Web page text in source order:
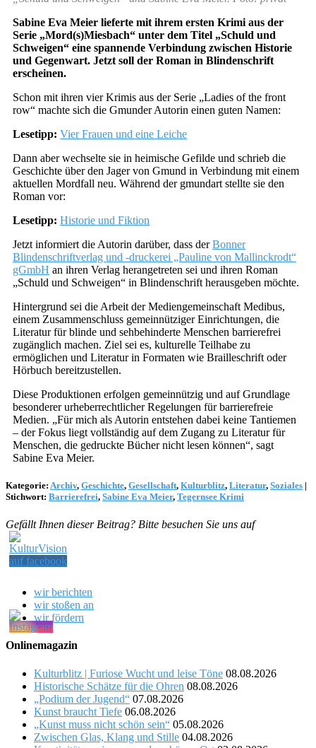
Sabine Eva Meier lieferte mit ihrem ersten Krimi aus der
Serie „Mord(s)Miesbach“ unter dem Titel „Schuld und
Schweigen“ eine spannende Verbindung zwischen Historie
und Gegenwart. Jetzt soll der Roman in Blindenschrift
erscheinen.
Schon mit ihren vier Krimis aus der Serie „Ladies of the front
row“ machte sich die Gmunder Autorin einen guten Namen:
Lesetipp: Vier Frauen und eine Leiche
Dann aber wechselte sie in heimische Gefilde und schrieb die
Geschichte über den Jager von Gmund in Verbindung mit einem
aktuellen Mordfall neu. Während der gmundart stellte sie den
Roman vor:
Lesetipp: Historie und Fiktion
Jetzt informiert die Autorin darüber, dass derBonner
Blindenschriftverlag und -druckerei „Pauline von Mallinckrodt“
gGmbH an ihren Verlag herangetreten sei und ihren Roman
„Schuld und Schweigen“ in Blindenschrift herausgeben möchte.
Hintergrund sei die Arbeit der Mediengemeinschaft Medibus,
einem Zusammenschluss gemeinnütziger Einrichtungen, die
Literatur für blinde und sehbehinderte Menschen barrierefrei
zugänglich machen. Ziel sei es, kulturelle Teilhabe zu
ermöglichen und Literatur in Formaten wie Brailleschrift oder
Hörbuch bereitzustellen.
Diese Produktionen erfolgen gemeinnützig und auf Grundlage
besonderer urheberrechtlicher Regelungen für barrierefreie
Medien. „Für mich als Autorin entstehen dabei keine Tantiemen
– der Fokus liegt vollständig auf dem Zugang zu Literatur für
Menschen, die gedruckte Bücher nicht lesen können“, sagt
Sabine Eva Meier.
Kategorie: Archiv, Geschichte, Gesellschaft, Kulturblitz, Literatur, Soziales |
Stichwort: Barrierefrei, Sabine Eva Meier, Tegernsee Krimi
Gefällt Ihnen dieser Beitrag? Bitte besuchen Sie uns auf
wir berichten
wir stoßen an
wir fördern
Onlinemagazin
Kulturblitz | Furiose Wucht und leise Töne 08.08.2026
Historische Schätze für die Ohren 08.08.2026
„Podium der Jugend“ 07.08.2026
Kunst braucht Tiefe 06.08.2026
„Kunst muss nicht schön sein“ 05.08.2026
Zwischen Glas, Klang und Stille 04.08.2026